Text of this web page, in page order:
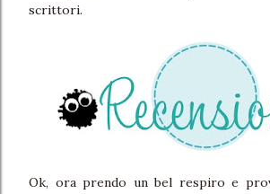
scrittori.
Ok, ora prendo un bel respiro e